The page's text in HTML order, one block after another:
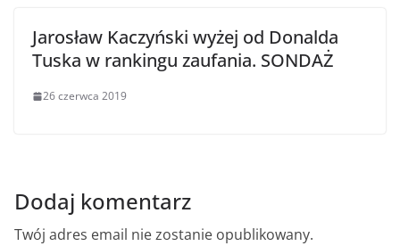
Jarosław Kaczyński wyżej od Donalda
Tuska w rankingu zaufania. SONDAŻ
26 czerwca 2019
Dodaj komentarz
Twój adres email nie zostanie opublikowany.